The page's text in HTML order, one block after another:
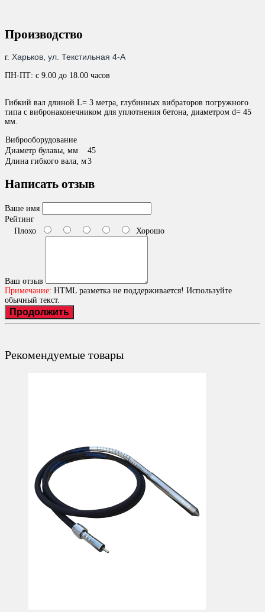
Производство
г. Харьков, ул. Текстильная 4-А
ПН-ПТ: с 9.00 до 18.00 часов
Гибкий вал длиной L= 3 метра, глубинных вибраторов погружного
типа c вибронаконечником для уплотнения бетона, диаметром d= 45
мм.
Виброоборудование
Диаметр булавы, мм
45
Длина гибкого вала, м3
Написать отзыв
Ваше имя
Рейтинг
Плохо
Хорошо
Ваш отзыв
Примечание: HTML разметка не поддерживается! Используйте
обычный текст.
Продолжить
Рекомендуемые товары